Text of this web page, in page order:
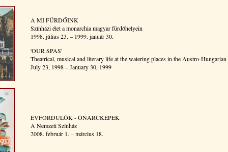
A MI FÜRDŐINK
Színházi élet a monarchia magyar fürdőhelyein
1998. július 23. – 1999. január 30.
'OUR SPAS'
Theatrical, musical and literary life at the watering places in the Austro-
July 23, 1998 – January 30, 1999
ÉVFORDULÓK - ÖNARCKÉPEK
A Nemzeti Színház
2008. február 1. – március 18.